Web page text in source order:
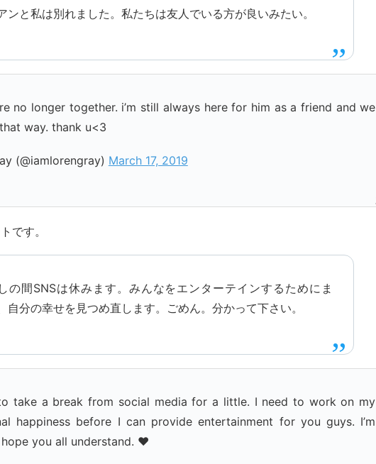
ンと私は別れました。私たちは友人でいる方が良いみたい。
no longer together. i’m still always here for him as a friend and we
way. thank u<3
(@iamlorengray) March 17, 2019
です。
の間SNSは休みます。みんなをエンターテインするためにま
自分の幸せを見つめ直します。ごめん。分かって下さい。
take a break from social media for a little. I need to work on my
happiness before I can provide entertainment for you guys. I’m
you all understand. ❤️